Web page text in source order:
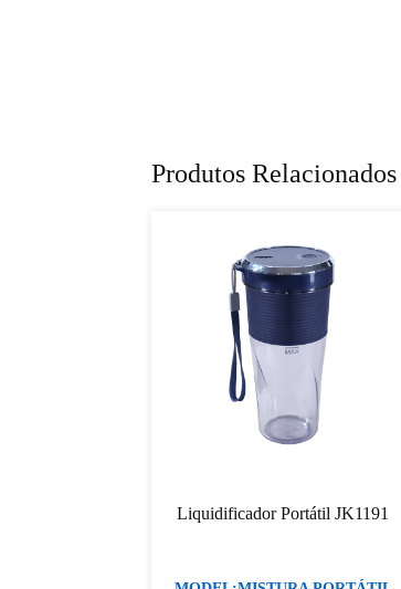
Produtos Relacionados
Batedeira manual de controle de
Liquidificador